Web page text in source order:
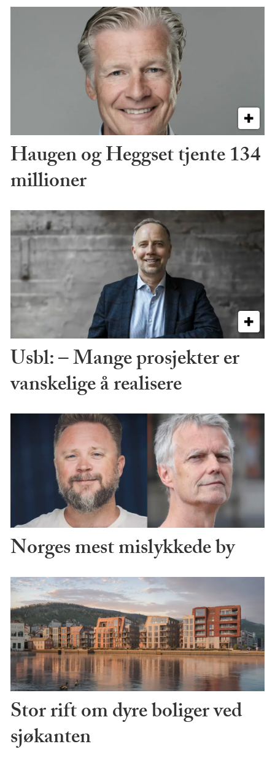
Haugen og Heggset tjente 134
millioner
Usbl: – Mange prosjekter er
vanskelige å realisere
Norges mest mislykkede by
Stor rift om dyre boliger ved
sjøkanten